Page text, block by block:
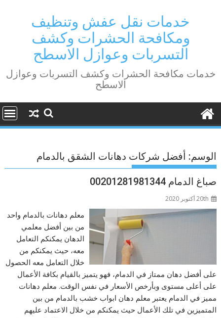
خدمات نقل عفش وتنظيف
ومكافحة الحشرات وكشف
التسربات وعوازل الاسطح
خدمات مكافحة الحشرات وكشف التسربات وعوازل
الاسطح
الوسم: أفضل شركات دهانات الشقق بالدمام
صباغ الدمام 00201281981344
20th أكتوبر 2020
معلم دهانات بالدمام واحد
من بين أفضل معلمي
الدهان يمكنكم التعامل
معه، حيث يمكنكم من
خلال التعامل معه الحصول
على أفضل دهان ممتاز في الدمام، فهو يتميز بالقيام بكافة الأعمال
على أعلى مستوى وبأرخص الأسعار في نفس الوقت. معلم دهانات
مميز في الدمام يعتبر معلم دهان ابواب خشب بالدمام من بين
المتميزين في تلك الأعمال حيث يمكنكم من خلال الاعتماد عليهم